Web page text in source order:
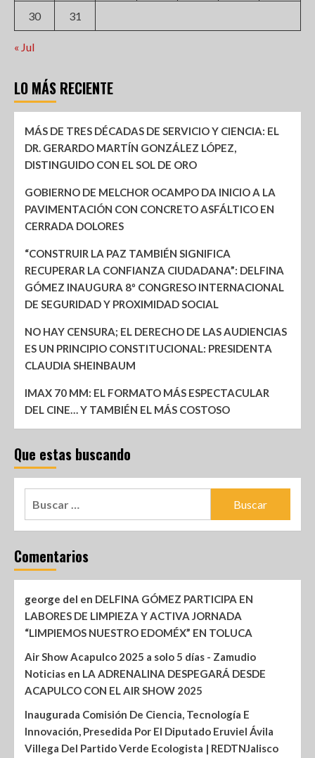
30 31
« Jul
LO MÁS RECIENTE
MÁS DE TRES DÉCADAS DE SERVICIO Y CIENCIA: EL
DR. GERARDO MARTÍN GONZÁLEZ LÓPEZ,
DISTINGUIDO CON EL SOL DE ORO
GOBIERNO DE MELCHOR OCAMPO DA INICIO A LA
PAVIMENTACIÓN CON CONCRETO ASFÁLTICO EN
CERRADA DOLORES
“CONSTRUIR LA PAZ TAMBIÉN SIGNIFICA
RECUPERAR LA CONFIANZA CIUDADANA”: DELFINA
GÓMEZ INAUGURA 8º CONGRESO INTERNACIONAL
DE SEGURIDAD Y PROXIMIDAD SOCIAL
NO HAY CENSURA; EL DERECHO DE LAS AUDIENCIAS
ES UN PRINCIPIO CONSTITUCIONAL: PRESIDENTA
CLAUDIA SHEINBAUM
IMAX 70 MM: EL FORMATO MÁS ESPECTACULAR
DEL CINE… Y TAMBIÉN EL MÁS COSTOSO
Que estas buscando
Comentarios
george del en DELFINA GÓMEZ PARTICIPA EN
LABORES DE LIMPIEZA Y ACTIVA JORNADA
“LIMPIEMOS NUESTRO EDOMÉX” EN TOLUCA
Air Show Acapulco 2025 a solo 5 días - Zamudio
Noticias en LA ADRENALINA DESPEGARÁ DESDE
ACAPULCO CON EL AIR SHOW 2025
Inaugurada Comisión De Ciencia, Tecnología E
Innovación, Presedida Por El Diputado Eruviel Ávila
Villega Del Partido Verde Ecologista | REDTNJalisco